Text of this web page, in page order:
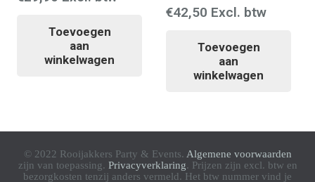
Toevoegen
aan
winkelwagen
€42,50 Excl. btw
Toevoegen
aan
winkelwagen
© 2022 Rooijakkers Party & Events. Algemene voorwaarden
zijn van toepassing. Privacyverklaring. Prijzen zijn excl. btw en
bezorgkosten tenzij anders vermeld. Het btw nummer vind je